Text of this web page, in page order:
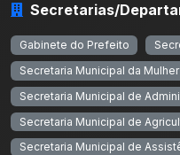
Secretarias/
Gabinete do Prefeito
Secretaria Municipal da
Secretaria Municipal de
Secretaria Municipal de
Secretaria Municipal de